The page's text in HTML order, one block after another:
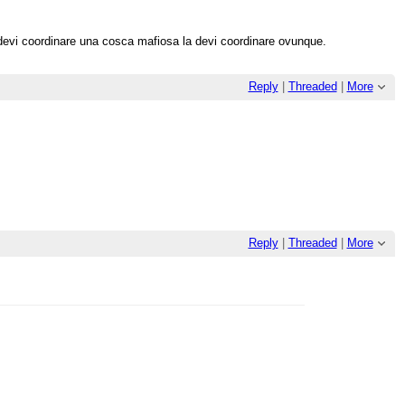
coordinare una cosca mafiosa la devi coordinare ovunque.
Reply| Threaded More
Reply| Threaded More